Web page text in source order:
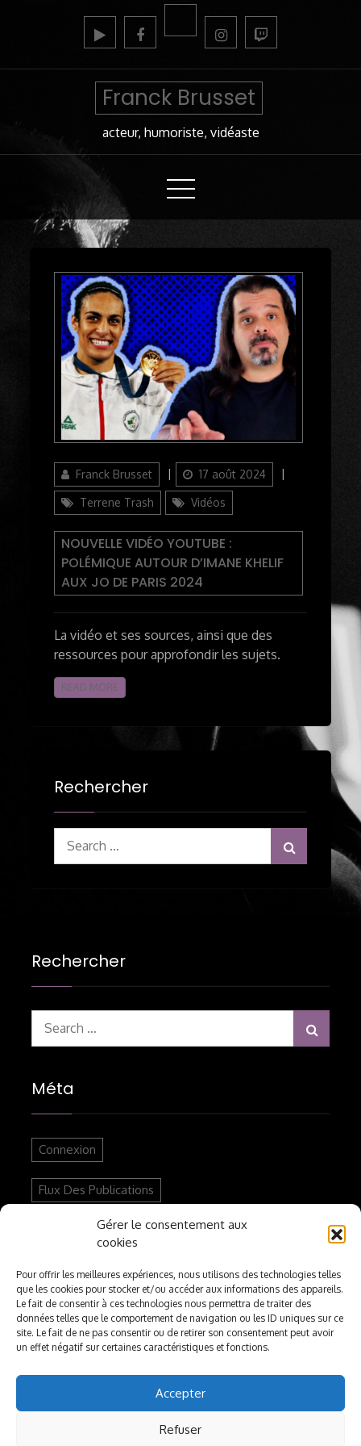
Gérer le consentement aux
cookies
Pour offrir les meilleures expériences, nous utilisons des technologies telles
que les cookies pour stocker et/ou accéder aux informations des appareils.
Le fait de consentir à ces technologies nous permettra de traiter des
données telles que le comportement de navigation ou les ID uniques sur ce
site. Le fait de ne pas consentir ou de retirer son consentement peut avoir
un effet négatif sur certaines caractéristiques et fonctions.
Accepter
Refuser
Franck Brusset
acteur, humoriste, vidéaste
AuthorFranck Brusset
Updated
on
17 août 2024
Terrene Trash Vidéos
NOUVELLE VIDÉO YOUTUBE :
POLÉMIQUE AUTOUR D’IMANE KHELIF
AUX JO DE PARIS 2024
La vidéo et ses sources, ainsi que des
ressources pour approfondir les sujets.
READ MORE
Rechercher
for:
Rechercher
for:
Méta
Connexion
Flux Des Publications
Flux Des Commentaires
Site De WordPress-FR
Articles Récents
Nouvelle Vidéo Youtube : Polémique Autour
D’Imane Khelif Aux JO De Paris 2024